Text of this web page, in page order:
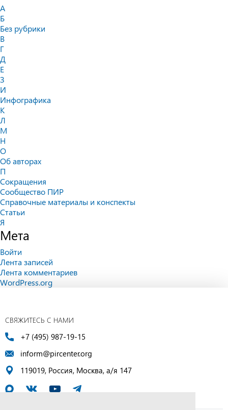
А
Б
Без рубрики
В
Г
Д
Е
З
И
Инфографика
К
Л
М
Н
О
Об авторах
П
Сокращения
Сообщество ПИР
Справочные материалы и конспекты
Статьи
Я
Мета
Войти
Лента записей
Лента комментариев
WordPress.org
СВЯЖИТЕСЬ С НАМИ
+7 (495) 987-19-15
inform@pircenter.org
119019, Россия, Москва, а/я 147